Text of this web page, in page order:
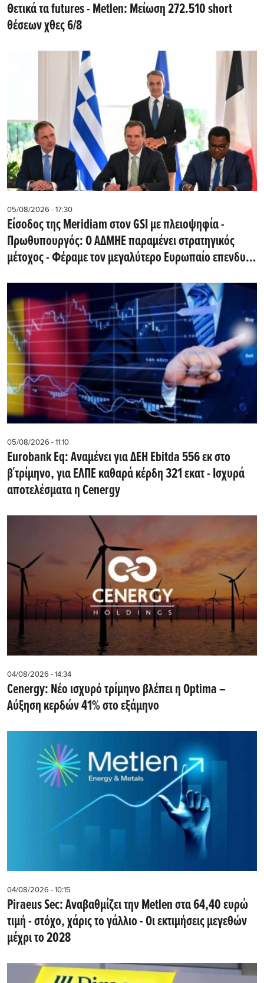
Θετικά τα futures - Metlen: Μείωση 272.510 short
θέσεων χθες 6/8
05/08/2026 - 17:30
Eίσοδος της Meridiam στον GSI με πλειοψηφία -
Πρωθυπουργός: Ο ΑΔΜΗΕ παραμένει στρατηγικός
μέτοχος - Φέραμε τον μεγαλύτερο Ευρωπαίο επενδυτή
05/08/2026 - 11:10
Eurobank Eq: Αναμένει για ΔΕΗ Εbitda 556 εκ στο
β΄τρίμηνο, για ΕΛΠΕ καθαρά κέρδη 321 εκατ - Ισχυρά
αποτελέσματα η Cenergy
04/08/2026 - 14:34
Cenergy: Νέο ισχυρό τρίμηνο βλέπει η Optima –
Αύξηση κερδών 41% στο εξάμηνο
04/08/2026 - 10:15
Piraeus Sec: Αναβαθμίζει την Metlen στα 64,40 ευρώ
τιμή - στόχο, χάρις το γάλλιο - Οι εκτιμήσεις μεγεθών
μέχρι το 2028